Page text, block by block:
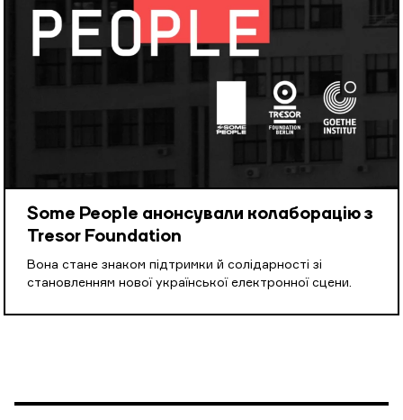
Some People анонсували колаборацію з
Tresor Foundation
Вона стане знаком підтримки й солідарності зі
становленням нової української електронної сцени.